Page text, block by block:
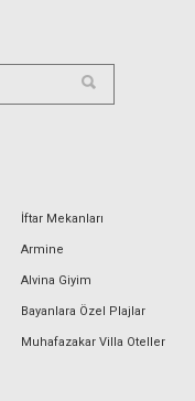
İftar Mekanları
Armine
Alvina Giyim
Bayanlara Özel Plajlar
Muhafazakar Villa Oteller